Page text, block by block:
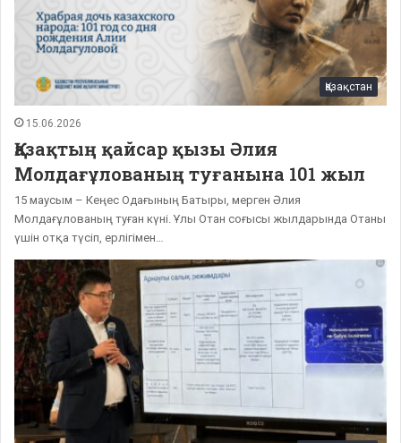
Қазақстан
15.06.2026
Қазақтың қайсар қызы Әлия
Молдағұлованың туғанына 101 жыл
15 маусым – Кеңес Одағының Батыры, мерген Әлия
Молдағұлованың туған күні. Ұлы Отан соғысы жылдарында Отаны
үшін отқа түсіп, ерлігімен…